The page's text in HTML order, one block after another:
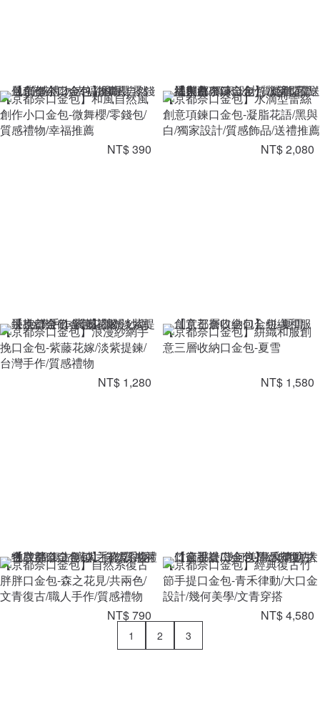
【京都奈口金包】和風自然風
創作小口金包-微舞櫻/零錢包/
質感禮物/幸福推薦
NT$ 390
【京都奈口金包】水滴型蕾絲
創意項鍊口金包-凝脂花語/黑與
白/獨家設計/質感飾品/送禮推薦
NT$ 2,080
【京都奈口金包】浪漫紗網手
挽口金包-紫藤花嫁/淡紫提鍊/
台灣手作/質感禮物
NT$ 1,280
【京都奈口金包】絣織和服創
意三層收納口金包-夏雪
NT$ 1,580
【京都奈口金包】自然系復古
胖胖口金包-森之花見/共兩色/
文青復古/職人手作/質感禮物
NT$ 790
【京都奈口金包】經典復古竹
節手提口金包-青禾律動/大口金
設計/幾何美學/文青穿搭
NT$ 4,580
1 2 3